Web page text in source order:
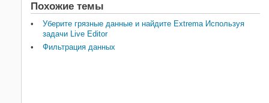
Похожие темы
Уберите грязные данные и найдите Extrema Используя
задачи Live Editor
Фильтрация данных